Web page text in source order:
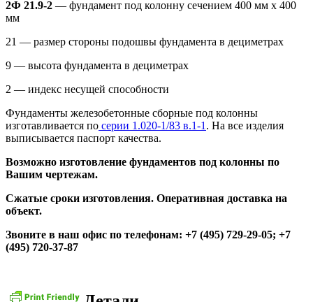
2Ф 21.9-2 — фундамент под колонну сечением 400 мм x 400
мм
21 — размер стороны подошвы фундамента в дециметрах
9 — высота фундамента в дециметрах
2 — индекс несущей способности
Фундаменты железобетонные сборные под колонны
изготавливается по серии 1.020-1/83 в.1-1 . На все изделия
выписывается паспорт качества.
Возможно изготовление фундаментов под колонны по
Вашим чертежам.
Сжатые сроки изготовления. Оперативная доставка на
объект.
Звоните в наш офис по телефонам: +7 (495) 729-29-05; +7
(495) 720-37-87